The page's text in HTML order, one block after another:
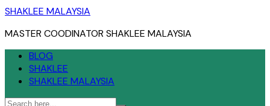
Skip
content
SHAKLEE MALAYSIA
MASTER COODINATOR SHAKLEE MALAYSIA
BLOG
SHAKLEE
SHAKLEE MALAYSIA